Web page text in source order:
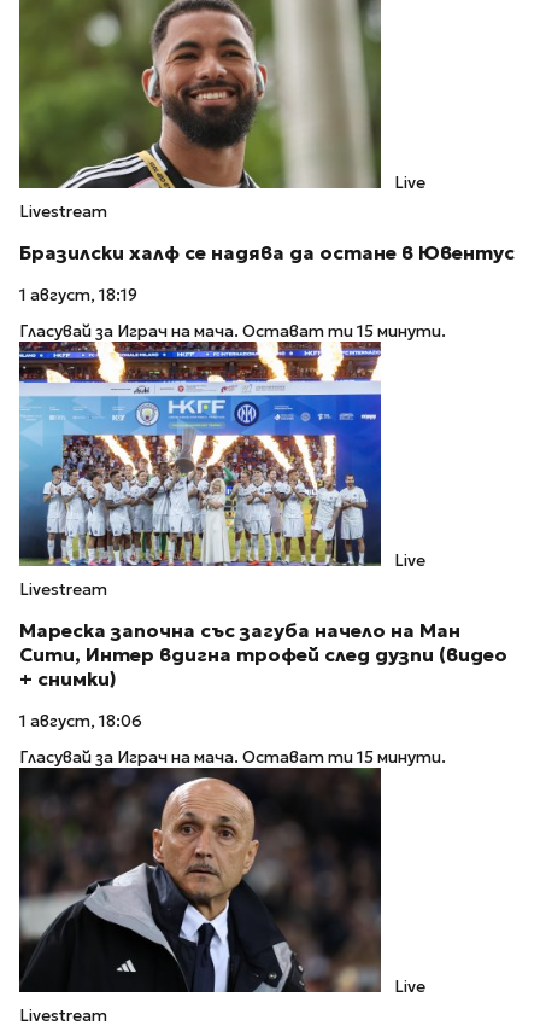
Live
Livestream
Бразилски халф се надява да остане в Ювентус
1 август, 18:19
Гласувай за Играч на мача. Остават ти 15 минути.
Live
Livestream
Мареска започна със загуба начело на Ман
Сити, Интер вдигна трофей след дузпи (видео
+ снимки)
1 август, 18:06
Гласувай за Играч на мача. Остават ти 15 минути.
Live
Livestream